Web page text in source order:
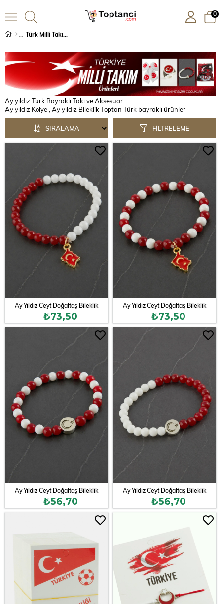
0
Türk Milli Takımı Ürünleri
Ay yıldız Türk Bayraklı Takı ve Aksesuar
Ay yıldız Kolye , Ay yıldız Bileklik Toptan Türk bayraklı ürünler
FILTRELEME
SIRALAMA
Ay Yıldız Ceyt Doğaltaş Bileklik
₺73,50
Ay Yıldız Ceyt Doğaltaş Bileklik
₺73,50
Ay Yıldız Ceyt Doğaltaş Bileklik
₺56,70
Ay Yıldız Ceyt Doğaltaş Bileklik
₺56,70